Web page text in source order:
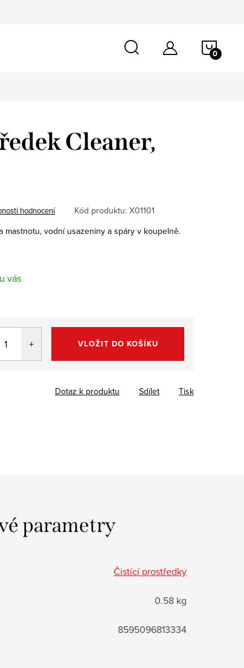
Cleaner,
hodnocení Kód produktu: X01101
mastnotu, vodní usazeniny a spáry v koupelně.
VLOŽIT DO KOŠÍKU
Tisk
Dotaz k produktu Sdílet
parametry
Čistící prostředky
0.58 kg
8595096813334